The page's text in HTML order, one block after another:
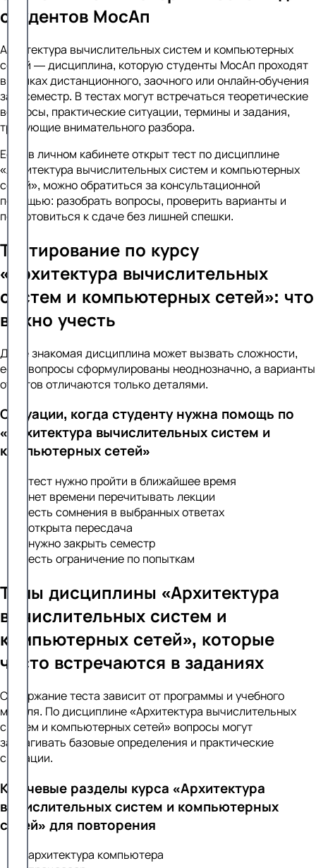
студентов МосАп
Архитектура вычислительных систем и компьютерных
сетей — дисциплина, которую студенты МосАп проходят
в рамках дистанционного, заочного или онлайн-обучения
за 3 семестр. В тестах могут встречаться теоретические
вопросы, практические ситуации, термины и задания,
требующие внимательного разбора.
Если в личном кабинете открыт тест по дисциплине
«Архитектура вычислительных систем и компьютерных
сетей», можно обратиться за консультационной
помощью: разобрать вопросы, проверить варианты и
подготовиться к сдаче без лишней спешки.
Тестирование по курсу
«Архитектура вычислительных
систем и компьютерных сетей»: что
важно учесть
Даже знакомая дисциплина может вызвать сложности,
если вопросы сформулированы неоднозначно, а варианты
ответов отличаются только деталями.
Ситуации, когда студенту нужна помощь по
«Архитектура вычислительных систем и
компьютерных сетей»
тест нужно пройти в ближайшее время
нет времени перечитывать лекции
есть сомнения в выбранных ответах
открыта пересдача
нужно закрыть семестр
есть ограничение по попыткам
Темы дисциплины «Архитектура
вычислительных систем и
компьютерных сетей», которые
часто встречаются в заданиях
Содержание теста зависит от программы и учебного
модуля. По дисциплине «Архитектура вычислительных
систем и компьютерных сетей» вопросы могут
затрагивать базовые определения и практические
ситуации.
Ключевые разделы курса «Архитектура
вычислительных систем и компьютерных
сетей» для повторения
архитектура компьютера